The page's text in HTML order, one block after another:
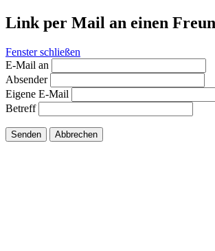
Link per Mail an einen
Fenster schließen
E-Mail an
Absender
Eigene E-Mail
Betreff
Senden Abbrechen